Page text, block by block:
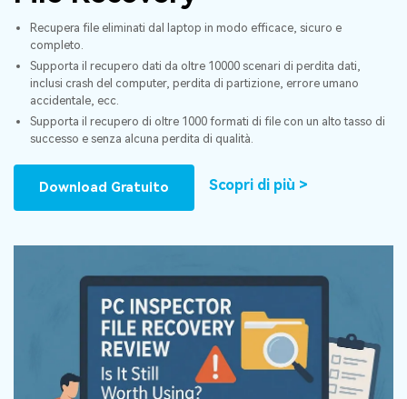
Negozio
Supporto
Riparazione Dati
Recover Document Files
Recover From Devices
Problemi dei File
Problemi del Computer
Problemi del Dispositivo Archiviazione
Problemi del Backup
TROVA ALTRE SOLUZIONI
Supporto
Supporto
Novità
Storie
Guida
50% OFF!
SCARICA ORA Accedi
Recupera file eliminati dal laptop in modo efficace, sicuro e
completo.
Supporta il recupero dati da oltre 10000 scenari di perdita dati,
inclusi crash del computer, perdita di partizione, errore umano
accidentale, ecc.
Supporta il recupero di oltre 1000 formati di file con un alto tasso di
successo e senza alcuna perdita di qualità.
Download Gratuito Scopri di più >